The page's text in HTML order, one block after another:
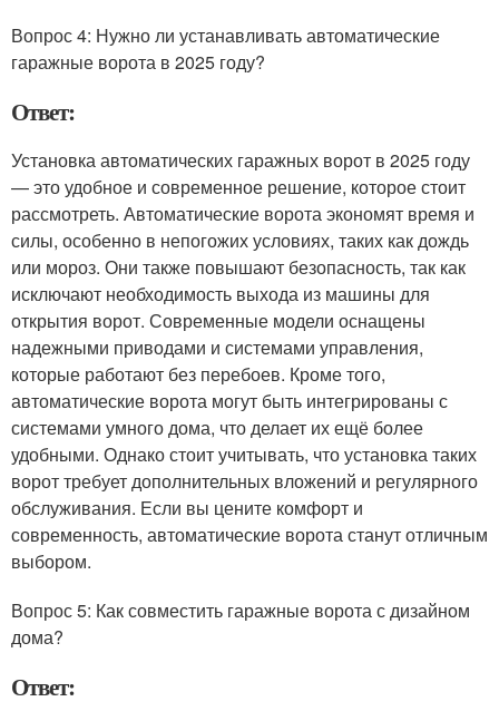
Вопрос 4: Нужно ли устанавливать автоматические
гаражные ворота в 2025 году?
Ответ:
Установка автоматических гаражных ворот в 2025 году
— это удобное и современное решение, которое стоит
рассмотреть. Автоматические ворота экономят время и
силы, особенно в непогожих условиях, таких как дождь
или мороз. Они также повышают безопасность, так как
исключают необходимость выхода из машины для
открытия ворот. Современные модели оснащены
надежными приводами и системами управления,
которые работают без перебоев. Кроме того,
автоматические ворота могут быть интегрированы с
системами умного дома, что делает их ещё более
удобными. Однако стоит учитывать, что установка таких
ворот требует дополнительных вложений и регулярного
обслуживания. Если вы цените комфорт и
современность, автоматические ворота станут отличным
выбором.
Вопрос 5: Как совместить гаражные ворота с дизайном
дома?
Ответ: